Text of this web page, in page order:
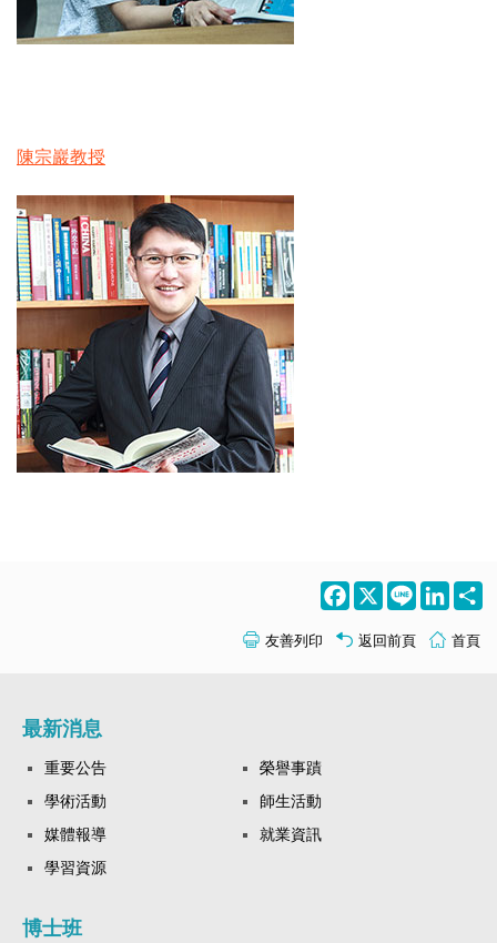
陳宗巖教授
Facebook
X Line
友善列印 返回前頁 首頁
最新消息
重要公告
榮譽事蹟
學術活動
師生活動
媒體報導
就業資訊
學習資源
博士班